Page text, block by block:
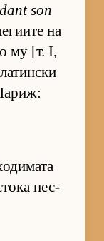
son
на
му [т. I,
нес­